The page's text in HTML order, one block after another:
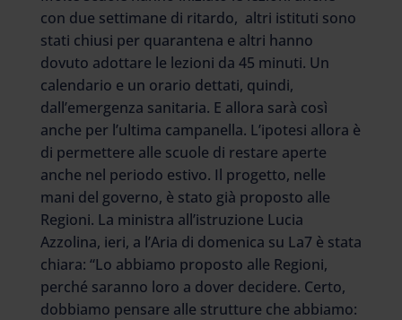
con due settimane di ritardo, altri istituti sono
stati chiusi per quarantena e altri hanno
dovuto adottare le lezioni da 45 minuti. Un
calendario e un orario dettati, quindi,
dall’emergenza sanitaria. E allora sarà così
anche per l’ultima campanella. L’ipotesi allora è
di permettere alle scuole di restare aperte
anche nel periodo estivo. Il progetto, nelle
mani del governo, è stato già proposto alle
Regioni. La ministra all’istruzione Lucia
Azzolina, ieri, a l’Aria di domenica su La7 è stata
chiara: “Lo abbiamo proposto alle Regioni,
perché saranno loro a dover decidere. Certo,
dobbiamo pensare alle strutture che abbiamo: